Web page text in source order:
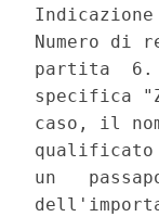
Numero di
partita  6.
specifica
caso, il
un